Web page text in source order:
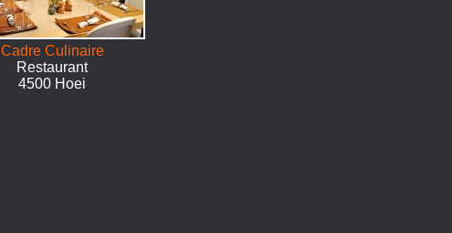
Cadre Culinaire
Restaurant
4500 Hoei